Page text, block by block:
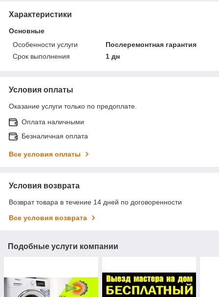
Характеристики
Основные
Особенности услуги
Послеремонтная гарантия
Срок выполнения
1 дн
Условия оплаты
Оказание услуги только по предоплате.
Оплата наличными
Безналичная оплата
Все условия оплаты
Условия возврата
Возврат товара в течение 14 дней по договоренности
Все условия возврата
Подобные услуги компании